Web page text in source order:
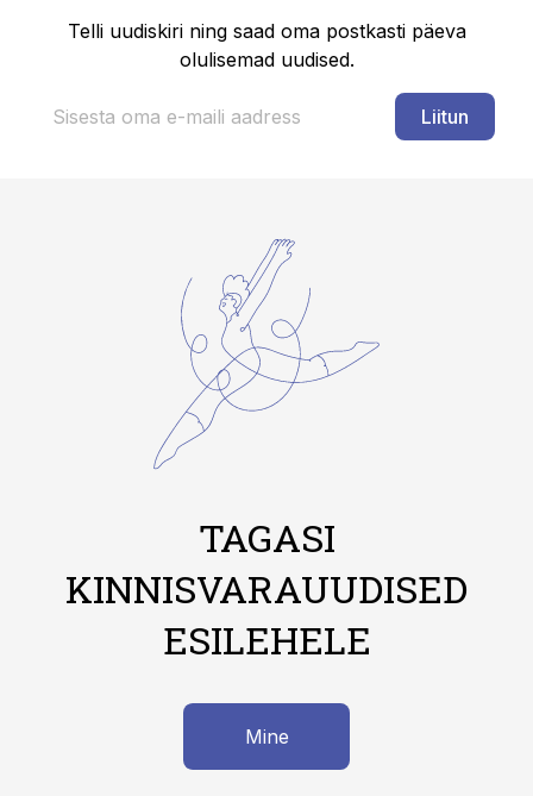
Telli uudiskiri ning saad oma postkasti päeva
olulisemad uudised.
Liitun
TAGASI
KINNISVARAUUDISED
ESILEHELE
Mine